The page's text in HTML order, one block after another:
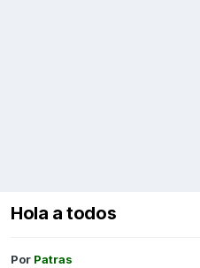
Hola a todos
Por Patras